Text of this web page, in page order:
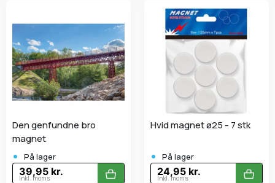
Den genfundne bro
magnet
• På lager
39,95 kr.
Inkl. moms
Hvid magnet ø25 - 7 stk
• På lager
24,95 kr.
Inkl. moms